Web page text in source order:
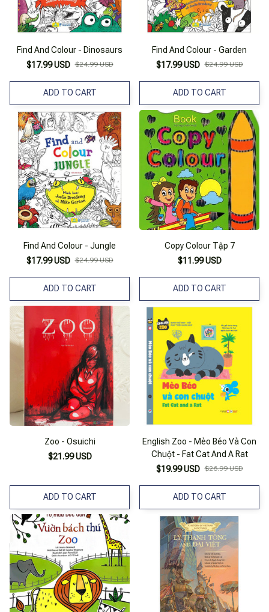
Find And Colour - Dinosaurs
$17.99 USD $24.99 USD
ADD TO CART
Find And Colour - Garden
$17.99 USD $24.99 USD
ADD TO CART
Find And Colour - Jungle
$17.99 USD $24.99 USD
ADD TO CART
Copy Colour Tập 7
$11.99 USD
ADD TO CART
Zoo - Osuichi
$21.99 USD
ADD TO CART
English Zoo - Mèo Béo Và Con
Chuột - Fat Cat And A Rat
$19.99 USD $26.99 USD
ADD TO CART